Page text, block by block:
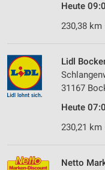
Heute
230,38
Lidl
31167
Heute
230,21
Netto